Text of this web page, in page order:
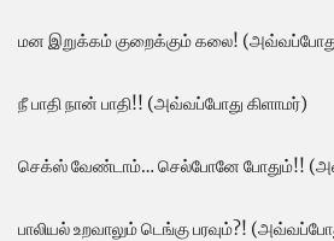
மன இறுக்கம் குறைக்கும் கலை! (அவ்வப்போது
நீ பாதி நான் பாதி!! (அவ்வப்போது கிளாமர்)
செக்ஸ் வேண்டாம்… செல்போனே போதும்!!
பாலியல் உறவாலும் டெங்கு பரவும்?!